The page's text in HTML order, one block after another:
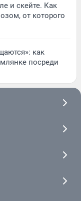
и скейте. Как
от которого
как
посреди